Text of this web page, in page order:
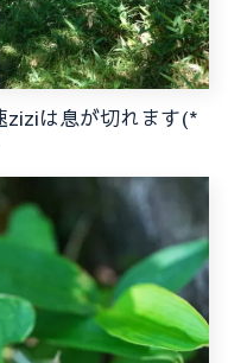
ziziは息が切れます(*